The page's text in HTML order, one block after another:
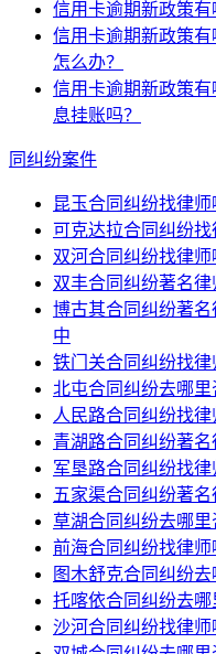
信用卡逾期新政策有
信用卡逾期新政策
怎么办？
信用卡逾期新政策
息挂账吗？
同纠纷案件
昆玉合同纠纷找律
可克达拉合同纠纷
双河合同纠纷找律
双丰合同纠纷著名
博古其合同纠纷著
中
铁门关合同纠纷找
北屯合同纠纷去哪
人民路合同纠纷找
青湖路合同纠纷著
军垦路合同纠纷找
五家渠合同纠纷著
草湖合同纠纷去哪
前海合同纠纷找律
图木舒克合同纠纷
托喀依合同纠纷去
沙河合同纠纷找律